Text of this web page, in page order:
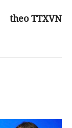
theo TTXVN